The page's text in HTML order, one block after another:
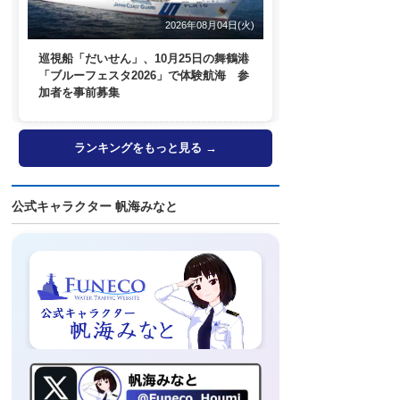
2026年08月04日(火)
巡視船「だいせん」、10月25日の舞鶴港
「ブルーフェスタ2026」で体験航海 参
加者を事前募集
ランキングをもっと見る →
公式キャラクター 帆海みなと